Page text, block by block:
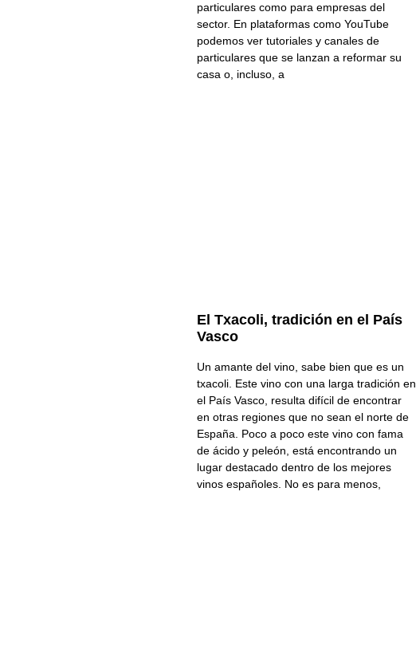
particulares como para empresas del
sector. En plataformas como YouTube
podemos ver tutoriales y canales de
particulares que se lanzan a reformar su
casa o, incluso, a
El Txacoli, tradición en el País
Vasco
Un amante del vino, sabe bien que es un
txacoli. Este vino con una larga tradición en
el País Vasco, resulta difícil de encontrar
en otras regiones que no sean el norte de
España. Poco a poco este vino con fama
de ácido y peleón, está encontrando un
lugar destacado dentro de los mejores
vinos españoles. No es para menos,